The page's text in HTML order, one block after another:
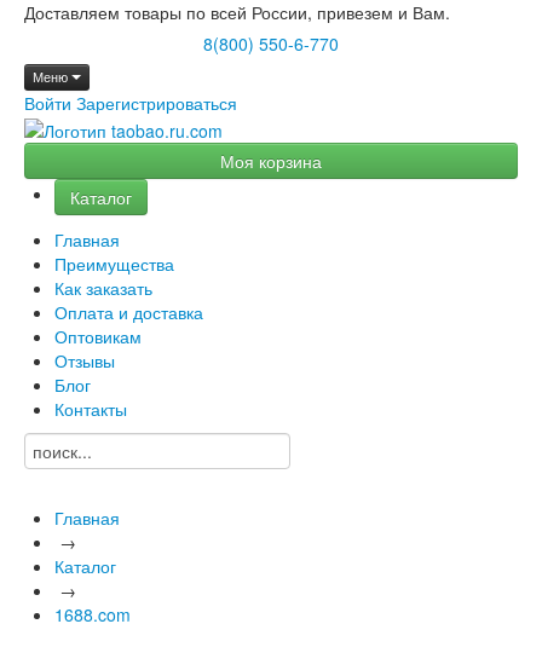
Доставляем товары по всей России, привезем и Вам.
8(800) 550-6-770
Меню
Войти Зарегистрироваться
Моя корзина
Каталог
Главная
Преимущества
Как заказать
Оплата и доставка
Оптовикам
Отзывы
Блог
Контакты
Главная
→
Каталог
→
1688.com